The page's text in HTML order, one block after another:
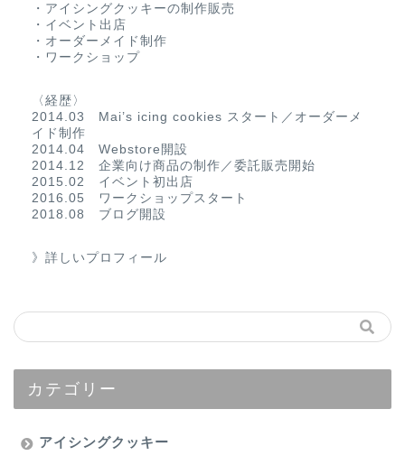
・アイシングクッキーの制作販売
・イベント出店
・オーダーメイド制作
・ワークショップ
〈経歴〉
2014.03 Mai’s icing cookies スタート／オーダーメ
イド制作
2014.04 Webstore開設
2014.12 企業向け商品の制作／委託販売開始
2015.02 イベント初出店
2016.05 ワークショップスタート
2018.08 ブログ開設
》詳しいプロフィール
カテゴリー
アイシングクッキー